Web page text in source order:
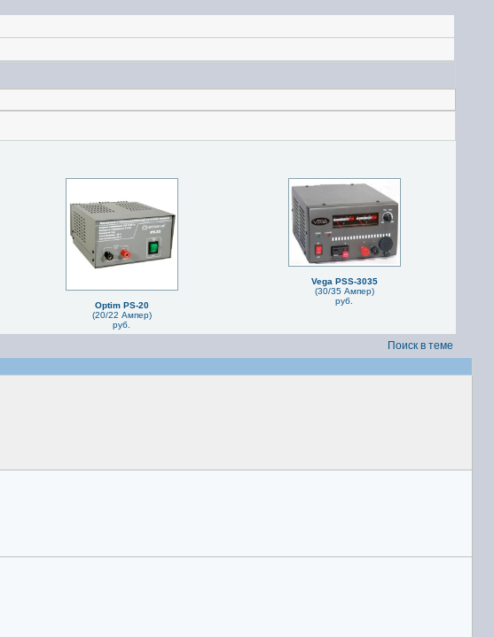
Optim PS-20
(20/22 Ампер)
руб.
Vega PSS-3035
(30/35 Ампер)
руб.
Поиск в теме